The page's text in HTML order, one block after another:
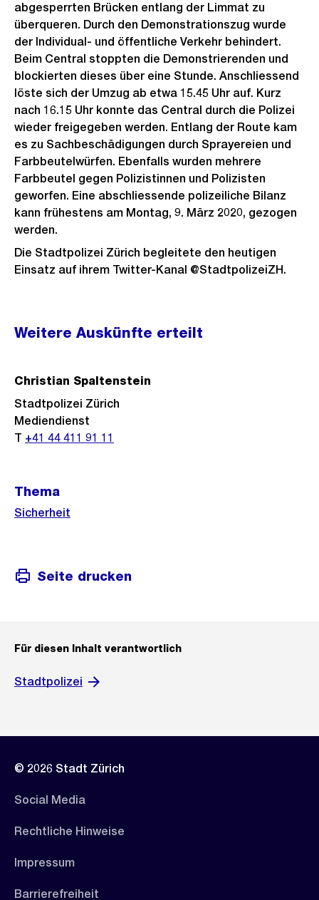
abgesperrten Brücken entlang der Limmat zu
überqueren. Durch den Demonstrationszug wurde
der Individual- und öffentliche Verkehr behindert.
Beim Central stoppten die Demonstrierenden und
blockierten dieses über eine Stunde. Anschliessend
löste sich der Umzug ab etwa 15.45 Uhr auf. Kurz
nach 16.15 Uhr konnte das Central durch die Polizei
wieder freigegeben werden. Entlang der Route kam
es zu Sachbeschädigungen durch Sprayereien und
Farbbeutelwürfen. Ebenfalls wurden mehrere
Farbbeutel gegen Polizistinnen und Polizisten
geworfen. Eine abschliessende polizeiliche Bilanz
kann frühestens am Montag, 9. März 2020, gezogen
werden.
Die Stadtpolizei Zürich begleitete den heutigen
Einsatz auf ihrem Twitter-Kanal @StadtpolizeiZH.
Weitere
Informationen
Weitere Auskünfte erteilt
Christian Spaltenstein
Stadtpolizei Zürich
Mediendienst
T +41 44 411 91 11
Thema
Sicherheit
Seite drucken
Für diesen Inhalt verantwortlich
Stadtpolizei
© 2026 Stadt Zürich
Social Media
Rechtliche Hinweise
Impressum
Barrierefreiheit